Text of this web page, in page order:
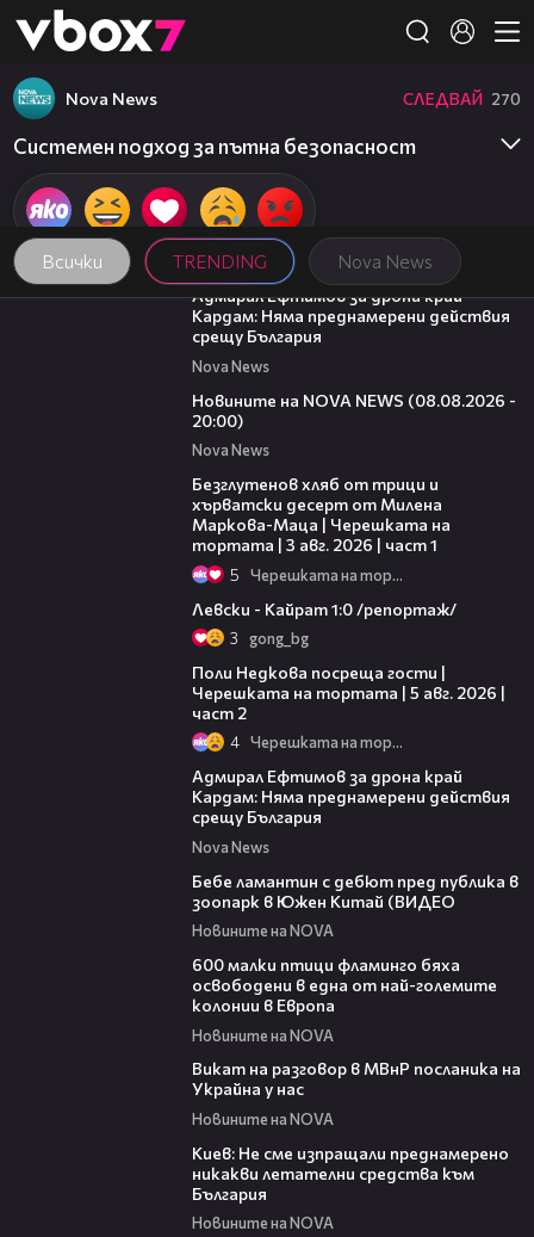
👾
Всички TRENDING Nova News
Nova News СЛЕДВАЙ 270
Системен подход за пътна безопасност
01:48
Адмирал Ефтимов за дрона край
Кардам: Няма преднамерени действия
срещу България
Nova News
Новините на NOVA NEWS (08.08.2026 -
20:00)
Nova News
Безглутенов хляб от трици и
хърватски десерт от Милена
Маркова-Маца | Черешката на
тортата | 3 авг. 2026 | част 1
5 Черешката на тортата
Левски - Кайрат 1:0 /репортаж/
3 gong_bg
Поли Недкова посреща гости |
Черешката на тортата | 5 авг. 2026 |
част 2
4 Черешката на тортата
Адмирал Ефтимов за дрона край
Кардам: Няма преднамерени действия
срещу България
Nova News
Бебе ламантин с дебют пред публика в
зоопарк в Южен Китай (ВИДЕО
Новините на NOVA
600 малки птици фламинго бяха
освободени в една от най-големите
колонии в Европа
Новините на NOVA
Викат на разговор в МВнР посланика на
Украйна у нас
Новините на NOVA
Киев: Не сме изпращали преднамерено
никакви летателни средства към
България
Новините на NOVA